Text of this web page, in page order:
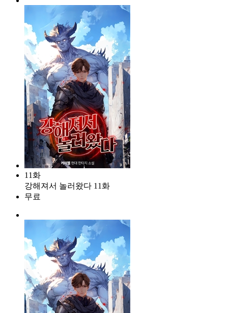
11화
강해져서 놀러왔다 11화
무료